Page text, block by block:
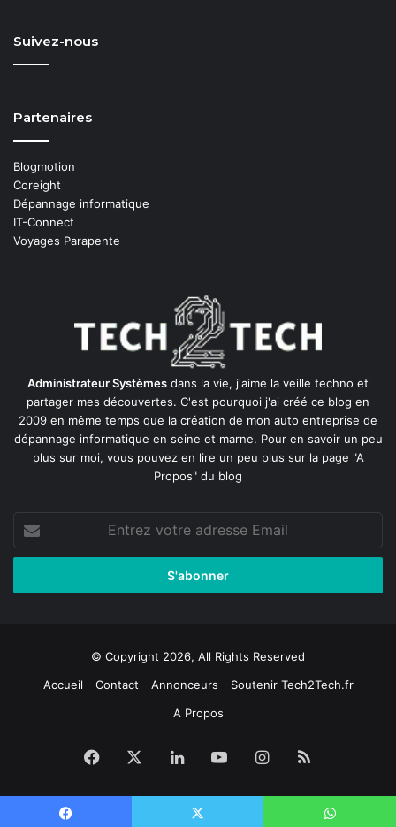
Suivez-nous
Partenaires
Blogmotion
Coreight
Dépannage informatique
IT-Connect
Voyages Parapente
Administrateur Systèmes dans la vie, j'aime la veille techno et
partager mes découvertes. C'est pourquoi j'ai créé ce blog en
2009 en même temps que la création de mon auto entreprise de
dépannage informatique en seine et marne. Pour en savoir un peu
plus sur moi, vous pouvez en lire un peu plus sur la page "A
Propos" du blog
Entrez
votre
adresse
© Copyright 2026, All Rights Reserved
Accueil
Contact Annonceurs
Soutenir Tech2Tech.fr
A Propos
Facebook LinkedinYouTubeInstagram